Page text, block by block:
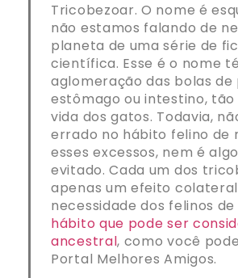
Tricobezoar. O nome é
não estamos falando de
planeta de uma série de
científica. Esse é o nome
aglomeração das bolas de
estômago ou intestino,
vida dos gatos. Todavia,
errado no hábito felino de
esses excessos, nem é
evitado. Cada um dos
apenas um efeito
necessidade dos felinos
hábito que pode ser
ancestral, como você
Portal Melhores Amigos.